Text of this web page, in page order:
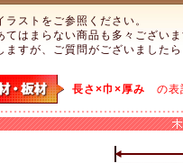
ラストをご参照ください。
てはまらない商品も多々ござい
ますが、ご質問がございました
長さ×巾×厚み の表